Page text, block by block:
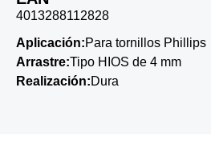
4013288112828
Aplicación:Para tornillos Phillips
Arrastre:Tipo HIOS de 4 mm
Realización:Dura